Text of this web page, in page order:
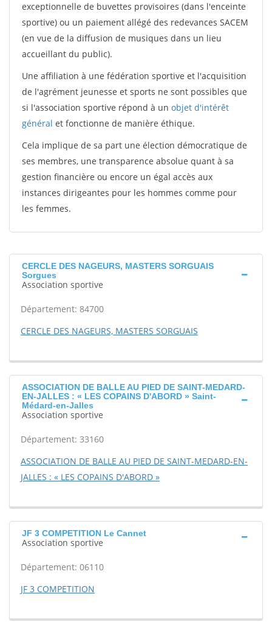
exceptionnelle de buvettes provisoires (dans l'enceinte
sportive) ou un paiement allégé des redevances SACEM
(en vue de la diffusion de musiques dans un lieu
accueillant du public).
Une affiliation à une fédération sportive et l'acquisition
de l'agrément jeunesse et sports ne sont possibles que
si l'association sportive répond à un objet d'intérêt
général et fonctionne de manière éthique.
Cela implique de sa part une élection démocratique de
ses membres, une transparence absolue quant à sa
gestion financière ou encore un égal accès aux
instances dirigeantes pour les hommes comme pour
les femmes.
CERCLE DES NAGEURS, MASTERS SORGUAIS
Sorgues
Association sportive
Département: 84700
CERCLE DES NAGEURS, MASTERS SORGUAIS
ASSOCIATION DE BALLE AU PIED DE SAINT-MEDARD-
EN-JALLES : « LES COPAINS D'ABORD » Saint-
Médard-en-Jalles
Association sportive
Département: 33160
ASSOCIATION DE BALLE AU PIED DE SAINT-MEDARD-EN-
JALLES : « LES COPAINS D'ABORD »
JF 3 COMPETITION Le Cannet
Association sportive
Département: 06110
JF 3 COMPETITION